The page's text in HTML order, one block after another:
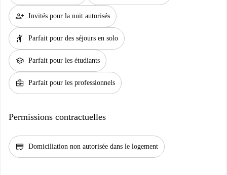
person_add Invités pour la nuit autorisés
hail Parfait pour des séjours en solo
school Parfait pour les étudiants
business_center Parfait pour les professionnels
Permissions contractuelles
credit_score Domiciliation non autorisée dans le logement